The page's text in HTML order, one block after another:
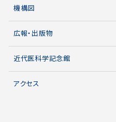
機構図
広報・出版物
近代医科学記念館
アクセス